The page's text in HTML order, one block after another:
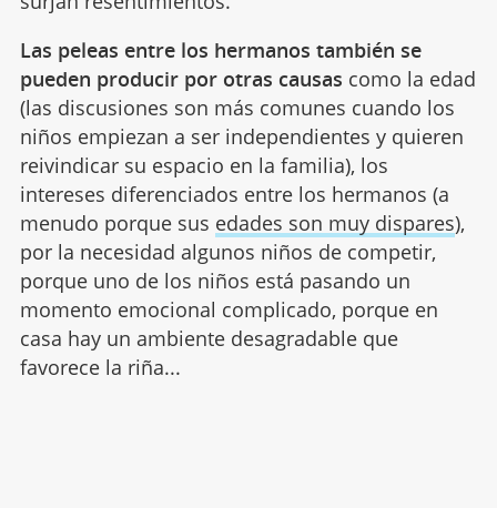
Las peleas entre los hermanos también se
pueden producir por otras causas como la edad
(las discusiones son más comunes cuando los
niños empiezan a ser independientes y quieren
reivindicar su espacio en la familia), los
intereses diferenciados entre los hermanos (a
menudo porque sus edades son muy dispares),
por la necesidad algunos niños de competir,
porque uno de los niños está pasando un
momento emocional complicado, porque en
casa hay un ambiente desagradable que
favorece la riña...